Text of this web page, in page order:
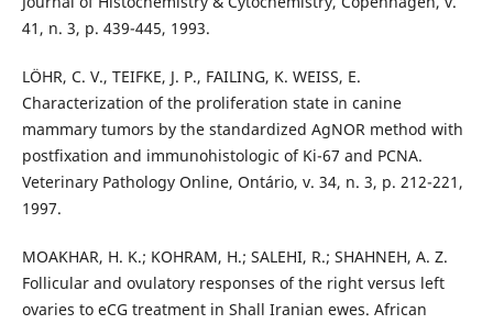
41, n. 3, p. 439-445, 1993.
LÖHR, C. V., TEIFKE, J. P., FAILING, K. WEISS, E.
Characterization of the proliferation state in canine
mammary tumors by the standardized AgNOR method with
postfixation and immunohistologic of Ki-67 and PCNA.
Veterinary Pathology Online, Ontário, v. 34, n. 3, p. 212-221,
1997.
MOAKHAR, H. K.; KOHRAM, H.; SALEHI, R.; SHAHNEH, A. Z.
Follicular and ovulatory responses of the right versus left
ovaries to eCG treatment in Shall Iranian ewes. African